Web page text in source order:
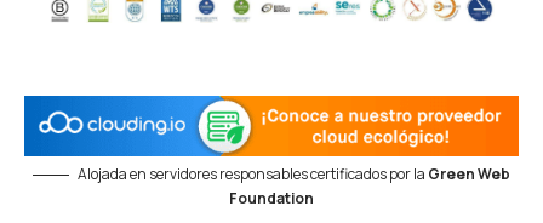
Alojada en servidores responsables certificados por la Green Web
Foundation